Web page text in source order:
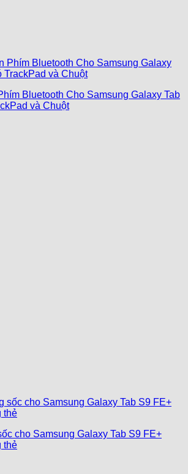
Bluetooth Cho Samsung Galaxy Tab
và Chuột
cho Samsung Galaxy Tab S9 FE+
thẻ